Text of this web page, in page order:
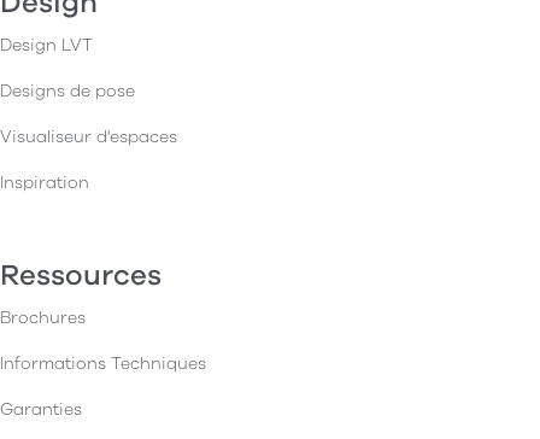
Design LVT
Designs de pose
Visualiseur d'espaces
Inspiration
Ressources
Brochures
Informations Techniques
Garanties